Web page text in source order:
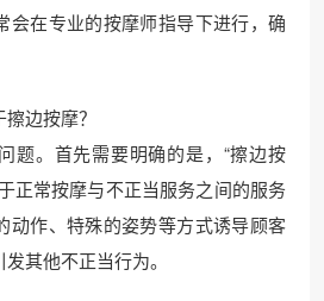
会在专业的按摩师指导下进行，确
边按摩？
题。首先需要明确的是，“擦边按
正常按摩与不正当服务之间的服务
动作、特殊的姿势等方式诱导顾客
其他不正当行为。